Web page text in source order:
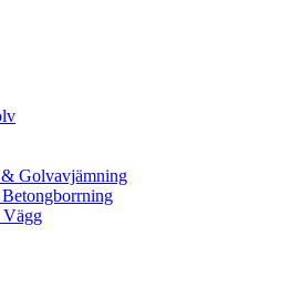
Golvavjämning
Vägg